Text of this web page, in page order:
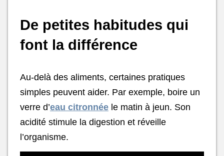
De petites habitudes qui
font la différence
Au-delà des aliments, certaines pratiques
simples peuvent aider. Par exemple, boire un
verre d’eau citronnée le matin à jeun. Son
acidité stimule la digestion et réveille
l’organisme.